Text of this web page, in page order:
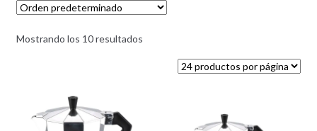
Mostrando los 10 resultados